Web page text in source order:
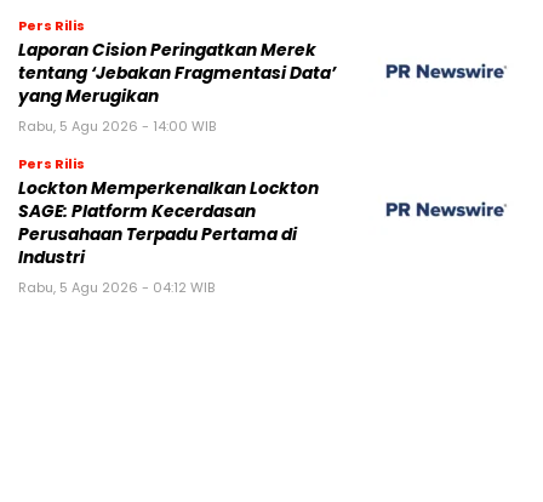
Pers Rilis
Laporan Cision Peringatkan Merek
tentang ‘Jebakan Fragmentasi Data’
yang Merugikan
Rabu, 5 Agu 2026 - 14:00 WIB
Pers Rilis
Lockton Memperkenalkan Lockton
SAGE: Platform Kecerdasan
Perusahaan Terpadu Pertama di
Industri
Rabu, 5 Agu 2026 - 04:12 WIB